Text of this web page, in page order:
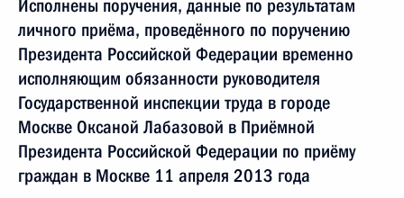
Исполнены поручения, данные по результатам
личного приёма, проведённого по поручению
Президента Российской Федерации временно
исполняющим обязанности руководителя
Государственной инспекции труда в городе
Москве Оксаной Лабазовой в Приёмной
Президента Российской Федерации по приёму
граждан в Москве 11 апреля 2013 года